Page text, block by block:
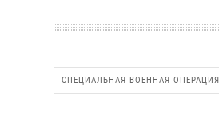
СПЕЦИАЛЬНАЯ ВОЕННАЯ ОПЕРАЦИЯ